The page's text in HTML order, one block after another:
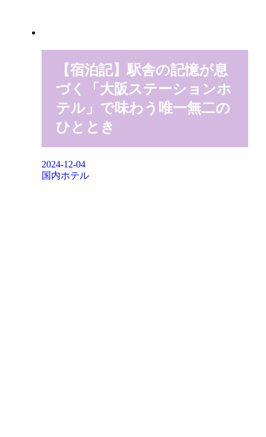
【宿泊記】駅舎の記憶が息
づく「大阪ステーションホ
テル」で味わう唯一無二の
ひととき
2024-12-04
国内ホテル